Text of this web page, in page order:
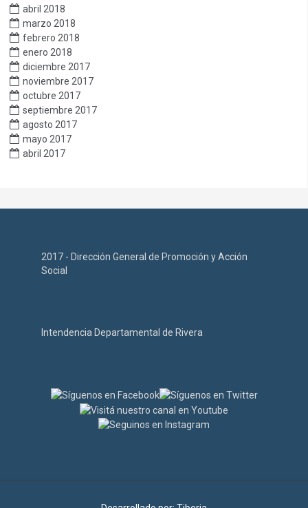
abril 2018
marzo 2018
febrero 2018
enero 2018
diciembre 2017
noviembre 2017
octubre 2017
septiembre 2017
agosto 2017
mayo 2017
abril 2017
2017 - Dirección General de Promoción y Acción
Social
Intendencia Departamental de Rivera